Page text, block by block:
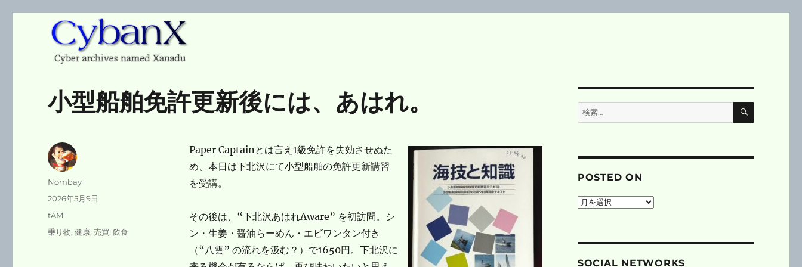
CybanX
小型船舶免許更新後には、あはれ。
Paper Captainとは言え1級免許を失効させぬた
め、本日は下北沢にて小型船舶の免許更新講習
を受講。
その後は、“下北沢あはれAware” を初訪問。シ
ン・生姜・醤油らーめん・エビワンタン付き
（“八雲” の流れを汲む？）で1650円。下北沢に
投
Nombay
投
2026年5月9日
カ
テ
tAM
タ
乗り物,健康,売買,飲食
検
索:
検
POSTED ON
posted
SOCIAL NETWORKS